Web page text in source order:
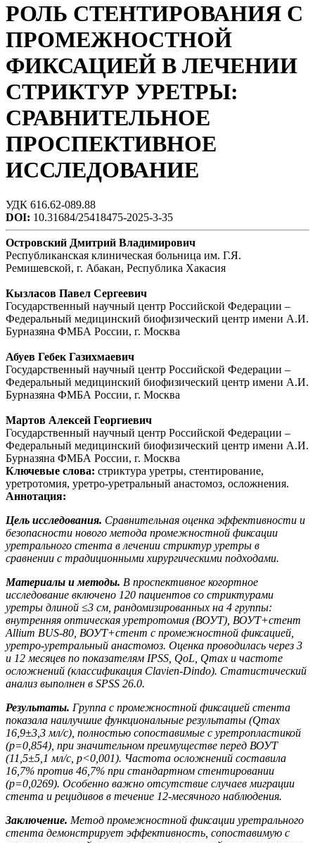
РОЛЬ СТЕНТИРОВАНИЯ С
ПРОМЕЖНОСТНОЙ
ФИКСАЦИЕЙ В ЛЕЧЕНИИ
СТРИКТУР УРЕТРЫ:
СРАВНИТЕЛЬНОЕ
ПРОСПЕКТИВНОЕ
ИССЛЕДОВАНИЕ
УДК 616.62-089.88
DOI: 10.31684/25418475-2025-3-35
Островский Дмитрий Владимирович
Республиканская клиническая больница им. Г.Я.
Ремишевской, г. Абакан, Республика Хакасия
Кызласов Павел Сергеевич
Государственный научный центр Российской Федерации –
Федеральный медицинский биофизический центр имени А.И.
Бурназяна ФМБА России, г. Москва
Абуев Гебек Газихмаевич
Государственный научный центр Российской Федерации –
Федеральный медицинский биофизический центр имени А.И.
Бурназяна ФМБА России, г. Москва
Мартов Алексей Георгиевич
Государственный научный центр Российской Федерации –
Федеральный медицинский биофизический центр имени А.И.
Бурназяна ФМБА России, г. Москва
Ключевые слова: стриктура уретры, стентирование,
уретротомия, уретро-уретральный анастомоз, осложнения.
Аннотация:
Цель исследования. Сравнительная оценка эффективности и
безопасности нового метода промежностной фиксации
уретрального стента в лечении стриктур уретры в
сравнении с традиционными хирургическими подходами.
Материалы и методы. В проспективное когортное
исследование включено 120 пациентов со стриктурами
уретры длиной ≤3 см, рандомизированных на 4 группы:
внутренняя оптическая уретротомия (ВОУТ), ВОУТ+стент
Allium BUS-80, ВОУТ+стент с промежностной фиксацией,
уретро-уретральный анастомоз. Оценка проводилась через 3
и 12 месяцев по показателям IPSS, QoL, Qmax и частоте
осложнений (классификация Clavien-Dindo). Статистический
анализ выполнен в SPSS 26.0.
Результаты. Группа с промежностной фиксацией стента
показала наилучшие функциональные результаты (Qmax
16,9±3,3 мл/с), полностью сопоставимые с уретропластикой
(p=0,854), при значительном преимуществе перед ВОУТ
(11,5±5,1 мл/с, p<0,001). Частота осложнений составила
16,7% против 46,7% при стандартном стентировании
(p=0,0269). Особенно важно отсутствие случаев миграции
стента и рецидивов в течение 12-месячного наблюдения.
Заключение. Метод промежностной фиксации уретрального
стента демонстрирует эффективность, сопоставимую с